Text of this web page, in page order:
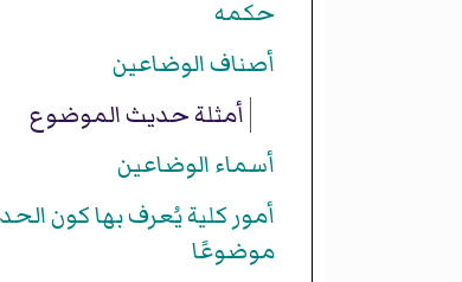
حكمه
أصناف الوضاعين
أمثلة حديث الموضوع
أسماء الوضاعين
أمور كلية يُعرف بها كون
موضوعًا